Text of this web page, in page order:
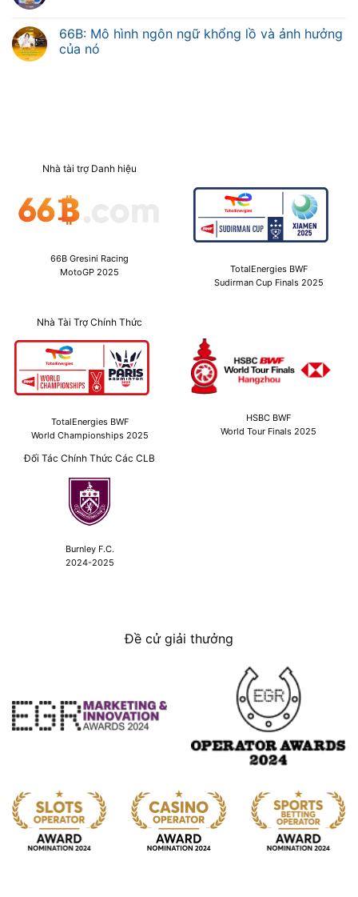
66B: Mô hình ngôn ngữ khổng lồ và ảnh hưởng
của nó
Nhà tài trợ Danh hiệu
66B Gresini Racing
MotoGP 2025
TotalEnergies BWF
Sudirman Cup Finals 2025
Nhà Tài Trợ Chính Thức
TotalEnergies BWF
World Championships 2025
HSBC BWF
World Tour Finals 2025
Đối Tác Chính Thức Các CLB
Burnley F.C.
2024-2025
Đề cử giải thưởng